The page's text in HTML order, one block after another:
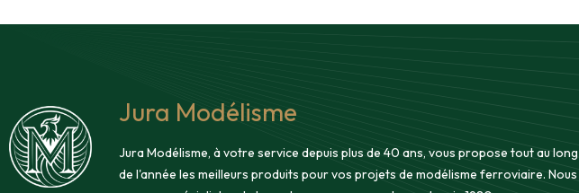
Jura Modélisme
Jura Modélisme, à votre service depuis plus de 40 ans, vous propose tout au long
de l'année les meilleurs produits pour vos projets de modélisme ferroviaire. Nous